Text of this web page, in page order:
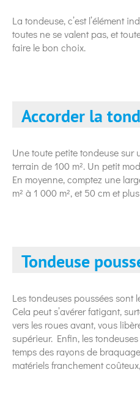
La tondeuse, c’est l’élément
toutes ne se valent pas, et
faire le bon choix.
Accorder la
Une toute petite tondeuse sur
terrain de 100 m². Un petit
En moyenne, comptez une
m² à 1 000 m², et 50 cm et
Tondeuse
Les tondeuses poussées sont
Cela peut s’avérer fatigant,
vers les roues avant, vous
supérieur. Enfin, les
temps des rayons de
matériels franchement